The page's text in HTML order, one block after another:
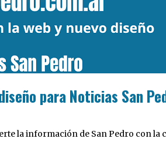
para Noticias San
la información de San Pedro con la